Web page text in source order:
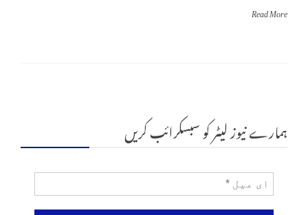
Read More
ہمارے نیوز لیٹر کو سبسکرائب کریں